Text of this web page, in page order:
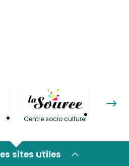
Centre socio culturel
sites utiles